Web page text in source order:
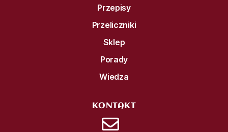
Przepisy
Przeliczniki
Sklep
Porady
Wiedza
KONTAKT